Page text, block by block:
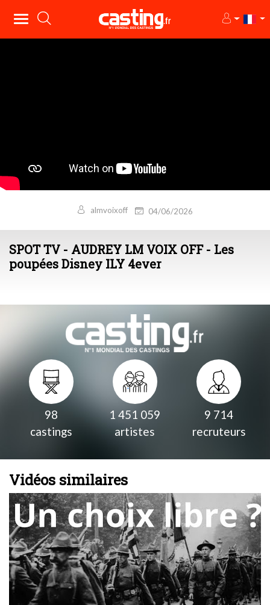
almvoixoff 04/06/2026
SPOT TV - AUDREY LM VOIX OFF - Les
poupées Disney ILY 4ever
98
castings
1 451 059
artistes
9 714
recruteurs
Vidéos similaires